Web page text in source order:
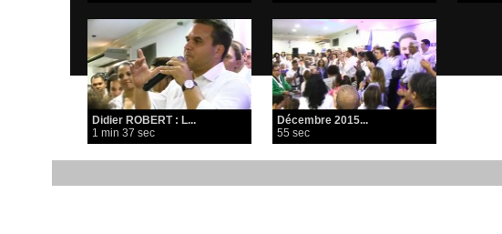
Didier ROBERT : L...
1 min 37 sec
Décembre 2015...
55 sec